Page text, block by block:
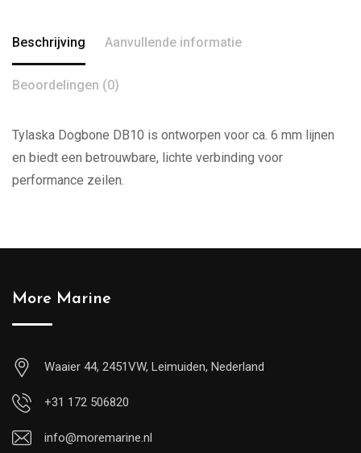
Beschrijving Aanvullende informatie
Beoordelingen (0)
Tylaska Dogbone DB10 is ontworpen voor ca. 6 mm lijnen
en biedt een betrouwbare, lichte verbinding voor
performance zeilen.
More Marine
Waaier 44, 2451VW, Leimuiden, Nederland
+31 172 506820
info@moremarine.nl